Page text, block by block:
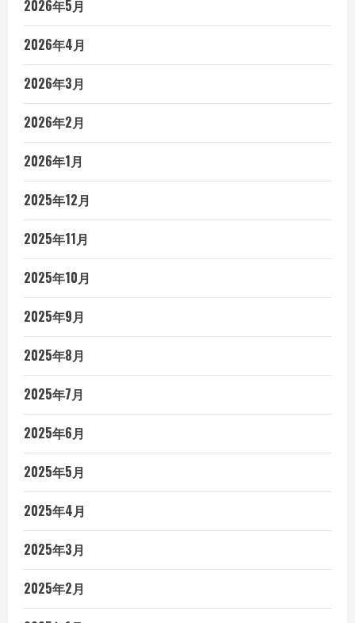
2026年5月
2026年4月
2026年3月
2026年2月
2026年1月
2025年12月
2025年11月
2025年10月
2025年9月
2025年8月
2025年7月
2025年6月
2025年5月
2025年4月
2025年3月
2025年2月